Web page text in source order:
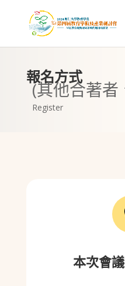
報名方式
(其他合著者
Register
本次會